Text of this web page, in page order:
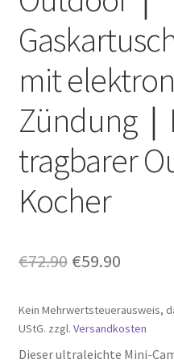
Rückgabe & Umtausch
Versand & Lieferung
Widerrufsbelehrung
Zahlungsarten
mit
Zündung
tragbarer
Kocher
€72.90 原
为：
€72.90。
€59.90当
价
格
Kein Mehrwertsteuerausweis,
UStG. zzgl. Versandkosten
Dieser ultraleichte Mini-